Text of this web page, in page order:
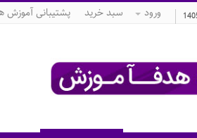
ورود سبد خرید پشتیبانی آموزش